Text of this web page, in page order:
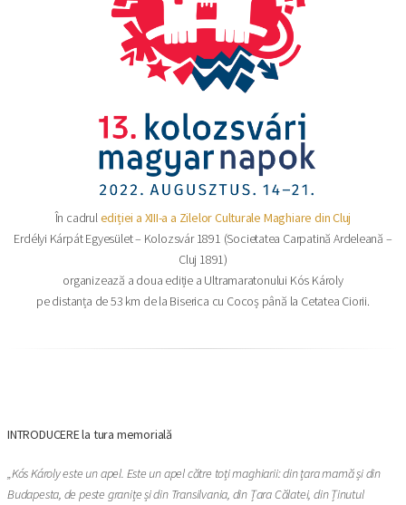
În cadrulediției a XIII-a a Zilelor Culturale Maghiare din Cluj
Erdélyi Kárpát Egyesület – Kolozsvár 1891 (Societatea Carpatină Ardeleană –
Cluj 1891)
organizează a doua ediție a Ultramaratonului Kós Károly
pe distanța de 53 km de la Biserica cu Cocoș până la Cetatea Ciorii.
INTRODUCERE la tura memorială
„Kós Károly este un apel. Este un apel către toți maghiarii: din țara mamă și din
Budapesta, de peste granițe și din Transilvania, din Țara Călatei, din Ținutul